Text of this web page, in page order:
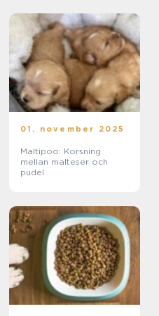
01. november 2025
Maltipoo: Korsning
mellan malteser och
pudel